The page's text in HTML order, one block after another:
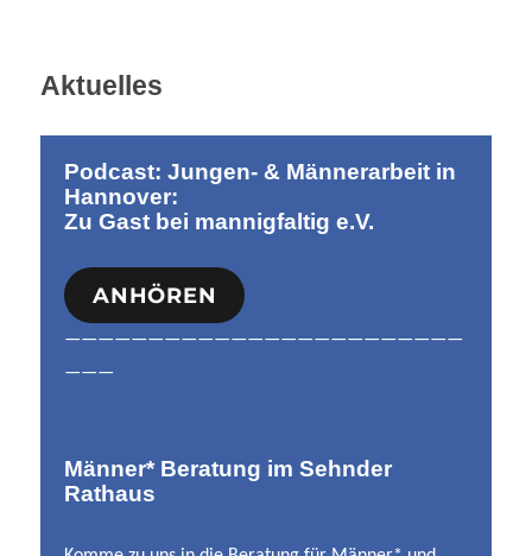
Aktuelles
Podcast: Jungen- & Männerarbeit in
Hannover:
Zu Gast bei mannigfaltig e.V.
ANHÖREN
————————————————————————
———
Männer* Beratung im Sehnder
Rathaus